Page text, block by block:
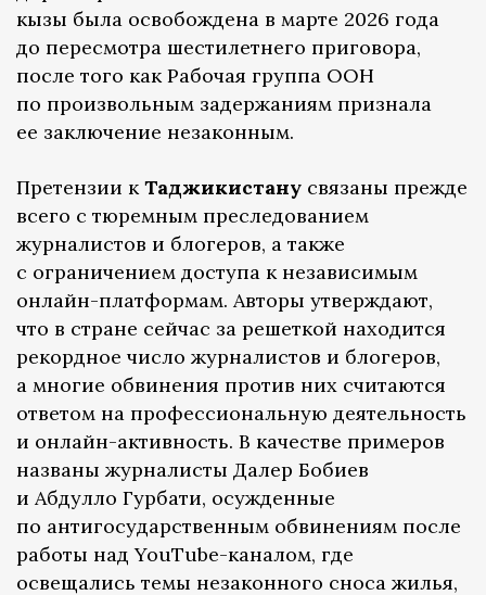
кызы была освобождена в марте 2026 года
до пересмотра шестилетнего приговора,
после того как Рабочая группа ООН
по произвольным задержаниям признала
ее заключение незаконным.
Претензии кТаджикистану связаны прежде
всего с тюремным преследованием
журналистов и блогеров, а также
с ограничением доступа к независимым
онлайн-платформам. Авторы утверждают,
что в стране сейчас за решеткой находится
рекордное число журналистов и блогеров,
а многие обвинения против них считаются
ответом на профессиональную деятельность
и онлайн-активность. В качестве примеров
названы журналисты Далер Бобиев
и Абдулло Гурбати, осужденные
по антигосударственным обвинениям после
работы над YouTube-каналом, где
освещались темы незаконного сноса жилья,